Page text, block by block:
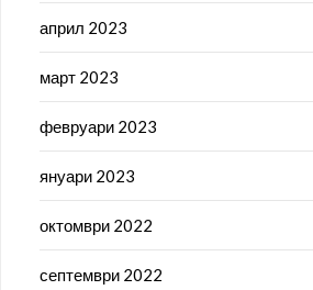
април 2023
март 2023
февруари 2023
януари 2023
октомври 2022
септември 2022